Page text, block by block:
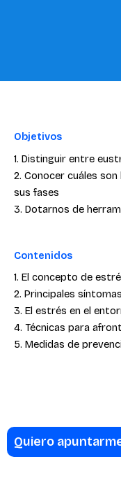
Objetivos
1. Distinguir entre
2. Conocer cuáles
sus fases
3. Dotarnos de
Contenidos
1. El concepto de
2. Principales síntomas
3. El estrés en el
4. Técnicas para
5. Medidas de
Quiero